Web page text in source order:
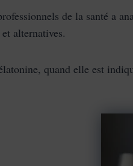
de la santé a
alternatives.
quand elle est